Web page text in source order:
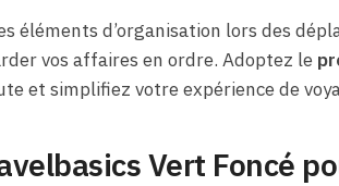
éléments d’organisation lors des
vos affaires en ordre. Adoptez le
et simplifiez votre expérience de
Vert Foncé